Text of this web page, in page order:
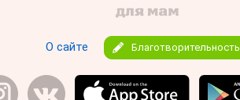
О сайте Благотворительность